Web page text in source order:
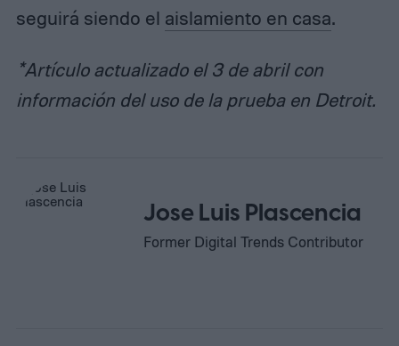
seguirá siendo el aislamiento en casa.
*Artículo actualizado el 3 de abril con
información del uso de la prueba en Detroit.
Jose Luis Plascencia
Former Digital Trends Contributor